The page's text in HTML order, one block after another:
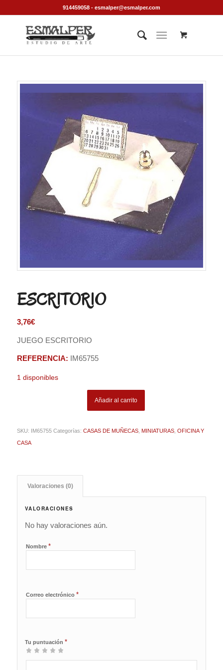
914459058 - esmalper@esmalper.com
ESCRITORIO
3,76€
JUEGO ESCRITORIO
REFERENCIA: IM65755
1 disponibles
Añadir al carrito
SKU: IM65755 Categorías: CASAS DE MUÑECAS, MINIATURAS, OFICINA Y
CASA
Valoraciones (0)
VALORACIONES
No hay valoraciones aún.
Nombre *
Correo electrónico *
Tu puntuación *
1
2 de
3 de 5
4 de 5
5 de 5